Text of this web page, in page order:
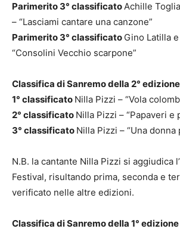
Parimerito 3° classificatoAchille
– “Lasciami cantare una canzone”
Parimerito 3° classificato Gino Latilla
“Consolini Vecchio scarpone”
Classifica di Sanremo della 2°
1° classificato Nilla Pizzi – “Vola
2° classificato Nilla Pizzi – “Papaveri e
3° classificato Nilla Pizzi – “Una donna
N.B. la cantante Nilla Pizzi si aggiudica
Festival, risultando prima, seconda e
verificato nelle altre edizioni.
Classifica di Sanremo della 1° edizione